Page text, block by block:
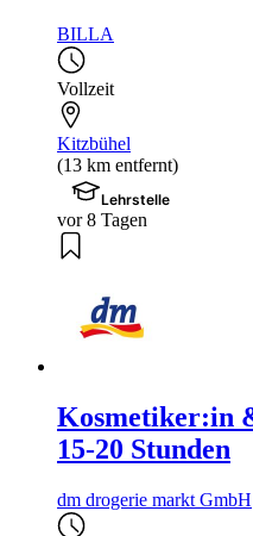
BILLA
Vollzeit
Kitzbühel
(13 km entfernt)
Lehrstelle
vor 8 Tagen
Kosmetiker:in
15-20 Stunden
dm drogerie markt GmbH